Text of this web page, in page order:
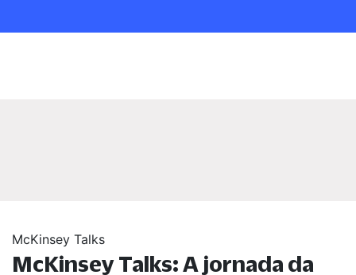
McKinsey Talks
McKinsey Talks: A jornada da